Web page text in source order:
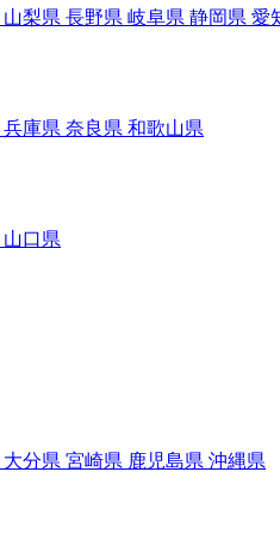
山梨県 長野県 岐阜県 静岡県 愛
兵庫県 奈良県 和歌山県
山口県
大分県 宮崎県 鹿児島県 沖縄県